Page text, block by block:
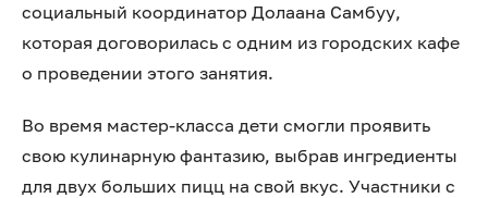
социальный координатор Долаана Самбуу,
которая договорилась с одним из городских кафе
о проведении этого занятия.
Во время мастер-класса дети смогли проявить
свою кулинарную фантазию, выбрав ингредиенты
для двух больших пицц на свой вкус. Участники с